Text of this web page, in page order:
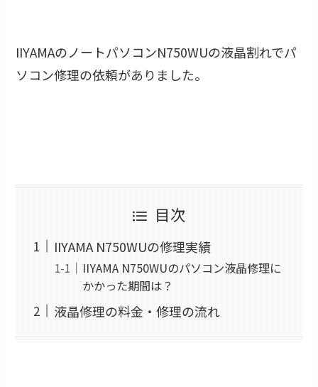
IIYAMAのノートパソコンN750WUの液晶割れでパ
ソコン修理の依頼がありました。
目次
IIYAMA N750WUの修理実績
IIYAMA N750WUのパソコン液晶修理に
かかった期間は？
液晶修理の料金・修理の流れ